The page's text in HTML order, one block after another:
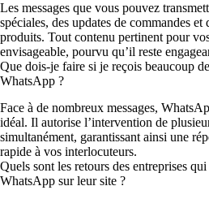
Les messages que vous pouvez
spéciales, des updates de commandes et
produits. Tout contenu pertinent pour
envisageable, pourvu qu’il reste
Que dois-je faire si je reçois beaucoup
WhatsApp ?
Face à de nombreux messages,
idéal. Il autorise l’intervention de
simultanément, garantissant ainsi une
rapide à vos interlocuteurs.
Quels sont les retours des entreprises
WhatsApp sur leur site ?